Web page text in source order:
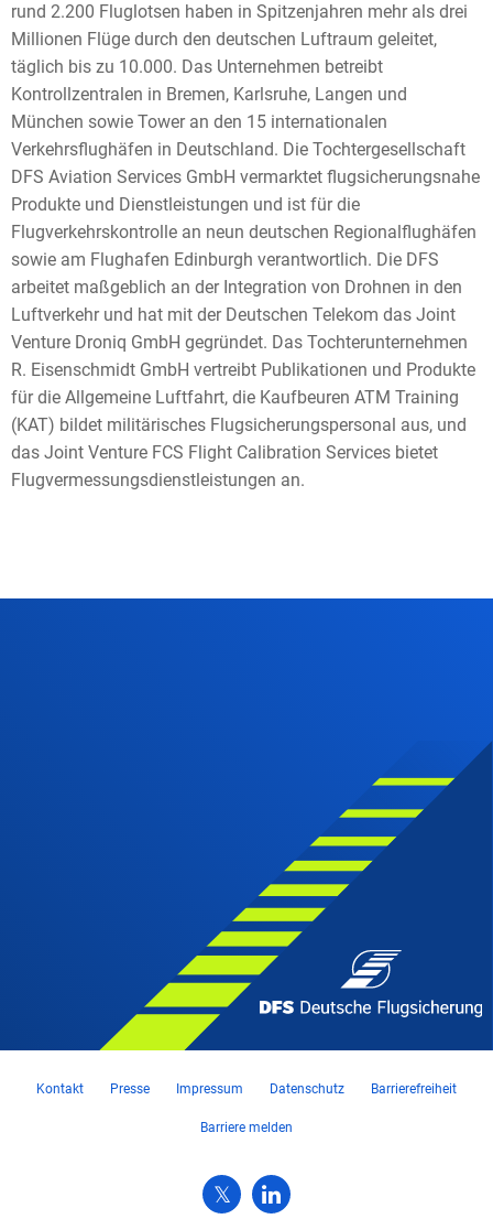
rund 2.200 Fluglotsen haben in Spitzenjahren mehr als drei
Millionen Flüge durch den deutschen Luftraum geleitet,
täglich bis zu 10.000. Das Unternehmen betreibt
Kontrollzentralen in Bremen, Karlsruhe, Langen und
München sowie Tower an den 15 internationalen
Verkehrsflughäfen in Deutschland. Die Tochtergesellschaft
DFS Aviation Services GmbH vermarktet flugsicherungsnahe
Produkte und Dienstleistungen und ist für die
Flugverkehrskontrolle an neun deutschen Regionalflughäfen
sowie am Flughafen Edinburgh verantwortlich. Die DFS
arbeitet maßgeblich an der Integration von Drohnen in den
Luftverkehr und hat mit der Deutschen Telekom das Joint
Venture Droniq GmbH gegründet. Das Tochterunternehmen
R. Eisenschmidt GmbH vertreibt Publikationen und Produkte
für die Allgemeine Luftfahrt, die Kaufbeuren ATM Training
(KAT) bildet militärisches Flugsicherungspersonal aus, und
das Joint Venture FCS Flight Calibration Services bietet
Flugvermessungsdienstleistungen an.
Kontakt Presse Impressum Datenschutz Barrierefreiheit
Barriere melden